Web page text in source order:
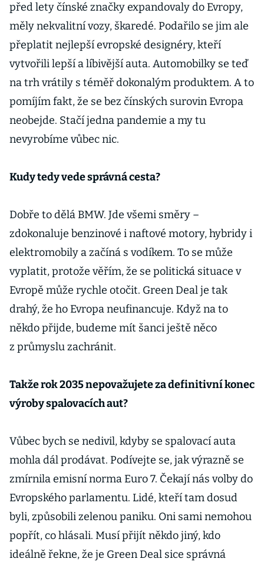
před lety čínské značky expandovaly do Evropy,
měly nekvalitní vozy, škaredé. Podařilo se jim ale
přeplatit nejlepší evropské designéry, kteří
vytvořili lepší a líbivější auta. Automobilky se teď
na trh vrátily s téměř dokonalým produktem. A to
pomíjím fakt, že se bez čínských surovin Evropa
neobejde. Stačí jedna pandemie a my tu
nevyrobíme vůbec nic.
Kudy tedy vede správná cesta?
Dobře to dělá BMW. Jde všemi směry –
zdokonaluje benzinové i naftové motory, hybridy i
elektromobily a začíná s vodíkem. To se může
vyplatit, protože věřím, že se politická situace v
Evropě může rychle otočit. Green Deal je tak
drahý, že ho Evropa neufinancuje. Když na to
někdo přijde, budeme mít šanci ještě něco
z průmyslu zachránit.
Takže rok 2035 nepovažujete za definitivní konec
výroby spalovacích aut?
Vůbec bych se nedivil, kdyby se spalovací auta
mohla dál prodávat. Podívejte se, jak výrazně se
zmírnila emisní norma Euro 7. Čekají nás volby do
Evropského parlamentu. Lidé, kteří tam dosud
byli, způsobili zelenou paniku. Oni sami nemohou
popřít, co hlásali. Musí přijít někdo jiný, kdo
ideálně řekne, že je Green Deal sice správná